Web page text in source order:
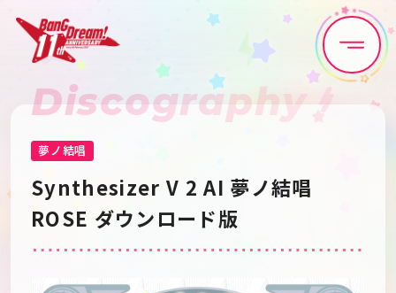
Home News
Live•Event
Artist Anime
Discography
夢ノ結唱
Synthesizer V 2 AI 夢ノ結唱
ROSE ダウンロード版